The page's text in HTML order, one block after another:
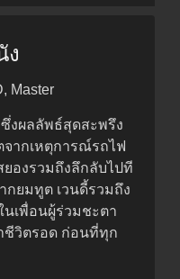
ง
Master
งผลลัพธ์สุดสะพรึง
จากเหตุการณ์รถไฟ
ยองรวมถึงลึกลับไปที
กยมทูต เวนดี้รวมถึง
นเพื่อนผู้ร่วมชะตา
ชีวิตรอด ก่อนที่ทุก